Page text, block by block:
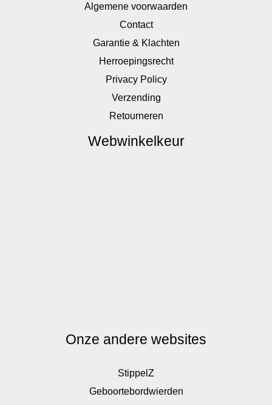
Algemene voorwaarden
Contact
Garantie & Klachten
Herroepingsrecht
Privacy Policy
Verzending
Retourneren
Webwinkelkeur
Onze andere websites
StippelZ
Geboortebordwierden